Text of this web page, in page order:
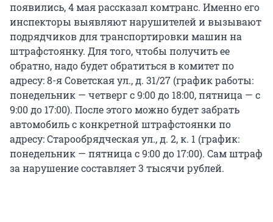
появились, 4 мая рассказал комтранс. Именно его
инспекторы выявляют нарушителей и вызывают
подрядчиков для транспортировки машин на
штрафстоянку. Для того, чтобы получить ее
обратно, надо будет обратиться в комитет по
адресу: 8-я Советская ул., д. 31/27 (график работы:
понедельник — четверг с 9:00 до 18:00, пятница — с
9:00 до 17:00). После этого можно будет забрать
автомобиль с конкретной штрафстоянки по
адресу: Старообрядческая ул., д. 2, к. 1 (график:
понедельник — пятница с 9:00 до 17:00). Сам штраф
за нарушение составляет 3 тысячи рублей.